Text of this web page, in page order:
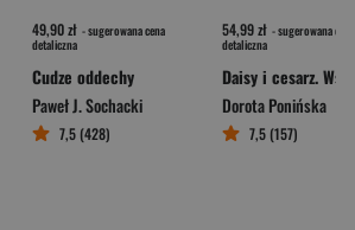
49,90 zł - sugerowana cena
detaliczna
Cudze oddechy
Paweł J. Sochacki
7,5 (428)
54,99 zł - sugerowana cena
detaliczna
Dorota Ponińska
7,5 (157)